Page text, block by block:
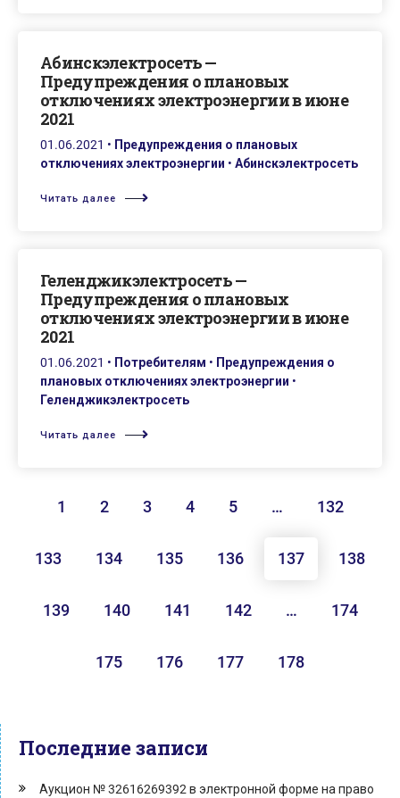
Абинскэлектросеть —
Предупреждения о плановых
отключениях электроэнергии в июне
2021
01.06.2021 • Предупреждения о плановых
отключениях электроэнергии • Абинскэлектросеть
Читать далее
Геленджикэлектросеть —
Предупреждения о плановых
отключениях электроэнергии в июне
2021
01.06.2021 • Потребителям • Предупреждения о
плановых отключениях электроэнергии •
Геленджикэлектросеть
Читать далее
1 2 3 4 5 … 132
133 134 135 136 137 138
139 140 141 142 … 174
175 176 177 178
Последние записи
Аукцион № 32616269392 в электронной форме на право